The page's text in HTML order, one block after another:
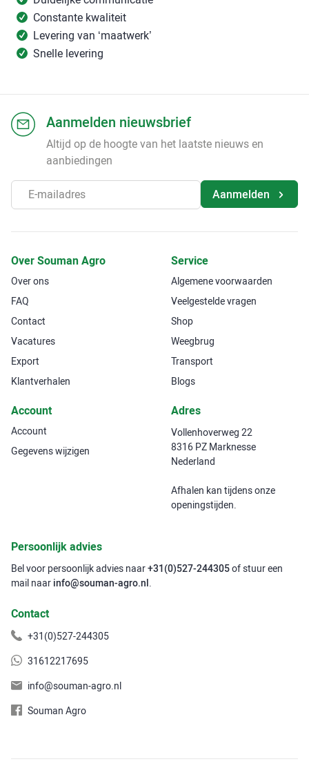
Constante kwaliteit
Levering van ‘maatwerk’
Snelle levering
Aanmelden nieuwsbrief
Altijd op de hoogte van het laatste nieuws en
aanbiedingen
Aanmelden
Over Souman Agro
Over ons
FAQ
Contact
Vacatures
Export
Klantverhalen
Service
Algemene voorwaarden
Veelgestelde vragen
Shop
Weegbrug
Transport
Blogs
Account
Account
Gegevens wijzigen
Adres
Vollenhoverweg 22
8316 PZ Marknesse
Nederland
Afhalen kan tijdens onze
openingstijden.
Persoonlijk advies
Bel voor persoonlijk advies naar+31(0)527-244305of stuur een
mail naar info@souman-agro.nl .
Contact
+31(0)527-244305
31612217695
info@souman-agro.nl
Souman Agro